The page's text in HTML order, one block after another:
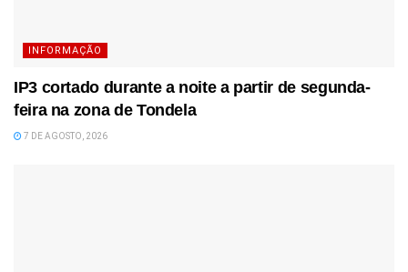
INFORMAÇÃO
IP3 cortado durante a noite a partir de segunda-
feira na zona de Tondela
7 DE AGOSTO, 2026